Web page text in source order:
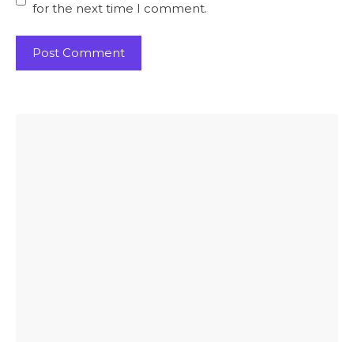
for the next time I comment.